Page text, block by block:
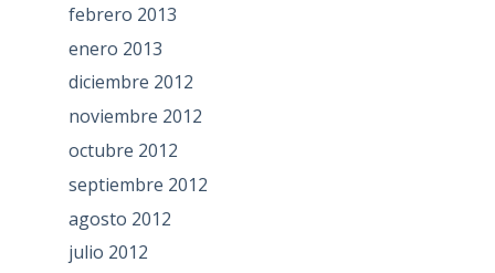
febrero 2013
enero 2013
diciembre 2012
noviembre 2012
octubre 2012
septiembre 2012
agosto 2012
julio 2012